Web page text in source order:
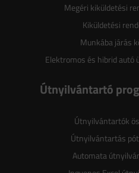
Megéri kiküldetési
Kiküldetési
Munkába járás
Elektromos és hibrid autó
Útnyilvántartó
Útnyilvántartók
Útnyilvántartás
Automata